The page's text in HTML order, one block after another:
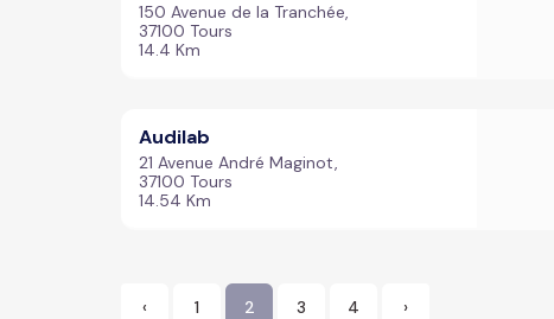
150 Avenue de la Tranchée,
37100 Tours
14.4 Km
Audilab
21 Avenue André Maginot,
37100 Tours
14.54 Km
‹ 1 2 3 4 ›